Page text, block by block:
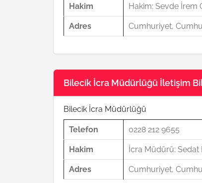
Hakim Hakim: Sevde İrem
Adres Cumhuriyet,
Bilecik İcra Müdürlüğü İletişim
Bilecik İcra Müdürlüğü
Telefon 0228 212 9655
Hakim İcra Müdürü: Sedat
Adres Cumhuriyet,